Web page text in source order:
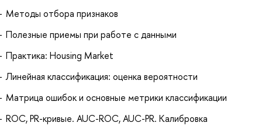
Методы отбора признаков
Полезные приемы при работе с данными
Практика: Housing Market
Линейная классификация: оценка вероятности
Матрица ошибок и основные метрики классификации
ROC, PR-кривые. AUC-ROC, AUC-PR. Калибровка